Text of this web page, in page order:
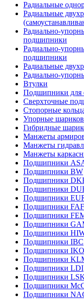
Радиальные
Радиальные
Радиально-
подшипники
Радиально-
подшипники
Радиальные
Радиально-
Втулки
Подшипники для
Сверхточные
Стопорные
Упорные
Гибридные
Манжеты
Манжеты
Манжеты
Подшипники
Подшипники BW
Подшипники
Подшипники
Подшипники
Подшипники
Подшипники
Подшипники
Подшипники
Подшипники IBC
Подшипники IKO
Подшипники
Подшипники LDI
Подшипники
Подшипники
Подшипники